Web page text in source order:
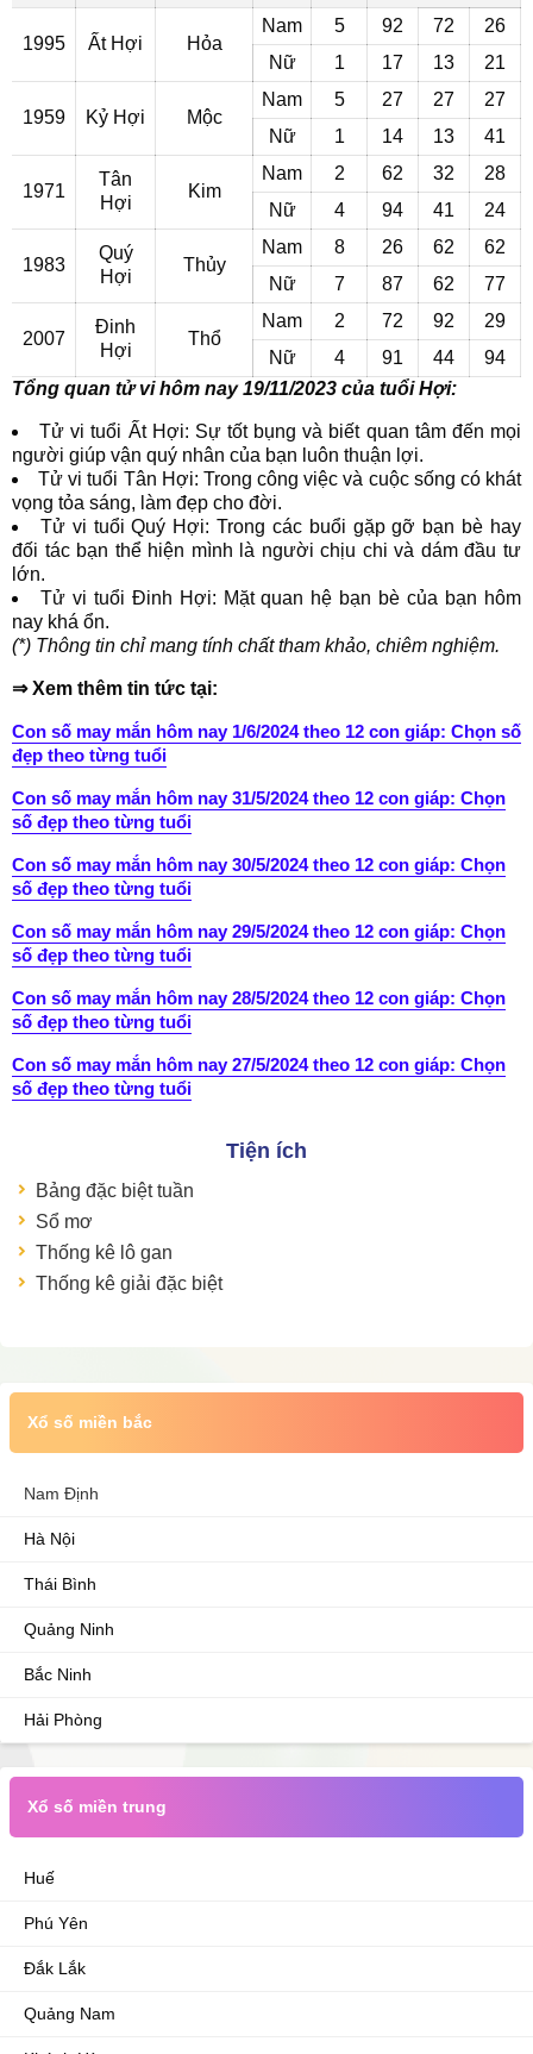
1995 Ất Hợi Hỏa
Nam 5 92 72
26
Nữ
1 17 13 21
1959 Kỷ Hợi Mộc
Nam 5 27 27
27
Nữ
1 14 13 41
1971
Tân
Hợi
Kim
Nam 2 62 32
28
Nữ
4 94 41 24
1983
Quý
Hợi
Thủy
Nam 8 26 62
62
Nữ
7 87 62 77
2007
Đinh
Hợi
Thổ
Nam 2 72 92
29
Nữ
4 91 44
94
Tổng quan tử vi hôm nay 19/11/2023 của tuổi Hợi:
Tử vi tuổi Ất Hợi: Sự tốt bụng và biết quan tâm đến mọi
người giúp vận quý nhân của bạn luôn thuận lợi.
Tử vi tuổi Tân Hợi: Trong công việc và cuộc sống có khát
vọng tỏa sáng, làm đẹp cho đời.
Tử vi tuổi Quý Hợi: Trong các buổi gặp gỡ bạn bè hay
đối tác bạn thể hiện mình là người chịu chi và dám đầu tư
lớn.
Tử vi tuổi Đinh Hợi: Mặt quan hệ bạn bè của bạn hôm
nay khá ổn.
(*) Thông tin chỉ mang tính chất tham khảo, chiêm nghiệm.
⇒ Xem thêm tin tức tại:
Con số may mắn hôm nay 1/6/2024 theo 12 con giáp: Chọn số
đẹp theo từng tuổi
Con số may mắn hôm nay 31/5/2024 theo 12 con giáp: Chọn
số đẹp theo từng tuổi
Con số may mắn hôm nay 30/5/2024 theo 12 con giáp: Chọn
số đẹp theo từng tuổi
Con số may mắn hôm nay 29/5/2024 theo 12 con giáp: Chọn
số đẹp theo từng tuổi
Con số may mắn hôm nay 28/5/2024 theo 12 con giáp: Chọn
số đẹp theo từng tuổi
Con số may mắn hôm nay 27/5/2024 theo 12 con giáp: Chọn
số đẹp theo từng tuổi
Tiện ích
Bảng đặc biệt tuần
Sổ mơ
Thống kê lô gan
Thống kê giải đặc biệt
Xổ số miền bắc
Nam Định
Hà Nội
Thái Bình
Quảng Ninh
Bắc Ninh
Hải Phòng
Xổ số miền trung
Huế
Phú Yên
Đắk Lắk
Quảng Nam